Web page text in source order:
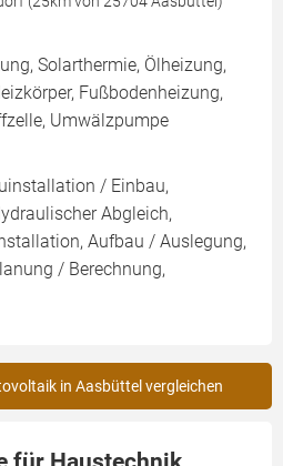
Solarthermie, Ölheizung,
Fußbodenheizung,
Umwälzpumpe
/ Einbau,
Abgleich,
Aufbau / Auslegung,
/ Berechnung,
in Aasbüttel vergleichen